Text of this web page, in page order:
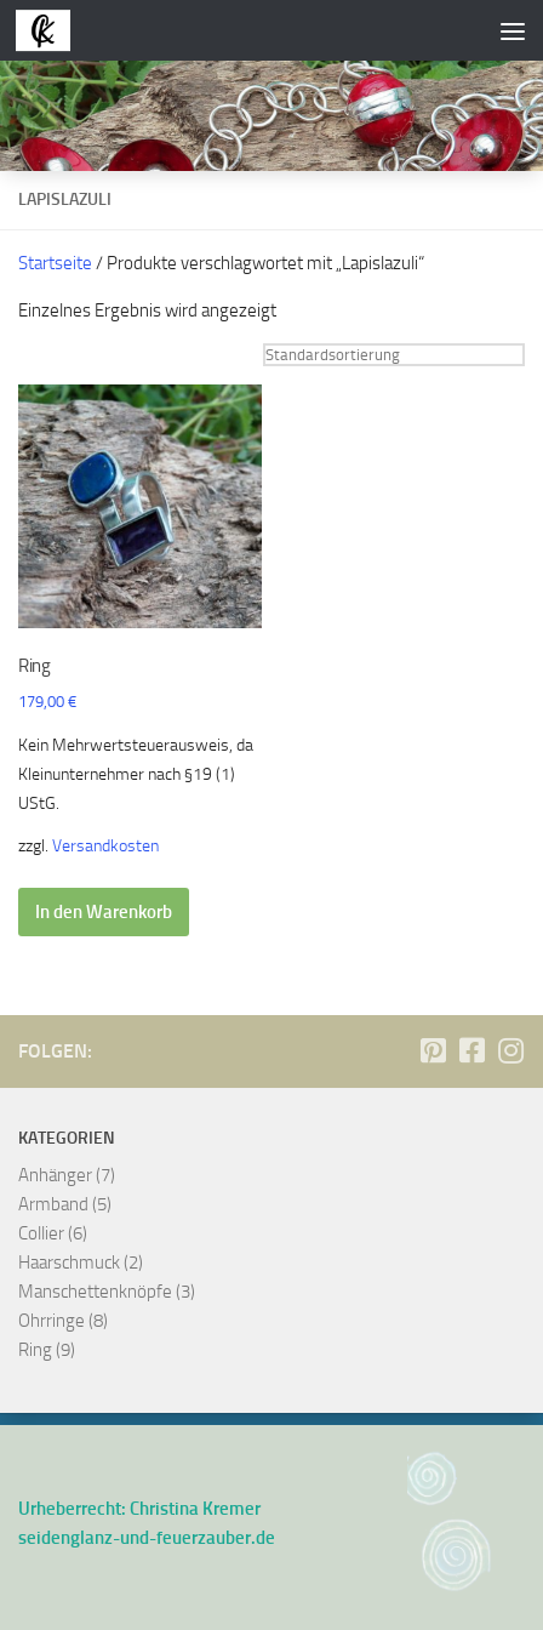
Zum Inhalt springen
LAPISLAZULI
Startseite / Produkte verschlagwortet mit „Lapislazuli“
Einzelnes Ergebnis wird angezeigt
Ring
179,00 €
Kein Mehrwertsteuerausweis, da
Kleinunternehmer nach §19 (1)
UStG.
zzgl. Versandkosten
In den Warenkorb
FOLGEN:
KATEGORIEN
Anhänger (7)
Armband (5)
Collier (6)
Haarschmuck (2)
Manschettenknöpfe (3)
Ohrringe (8)
Ring (9)
Urheberrecht: Christina Kremer
seidenglanz-und-feuerzauber.de